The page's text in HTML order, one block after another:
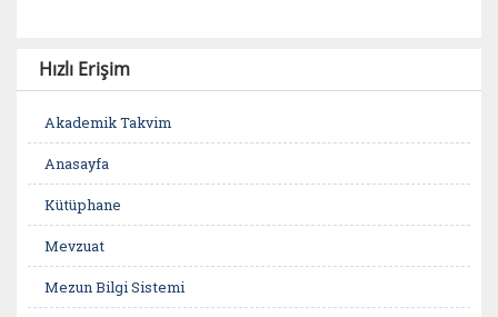
Hızlı Erişim
Akademik Takvim
Anasayfa
Kütüphane
Mevzuat
Mezun Bilgi Sistemi